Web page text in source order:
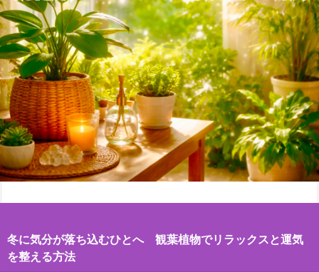
冬に気分が落ち込むひとへ 観葉植物でリラックスと運気
を整える方法